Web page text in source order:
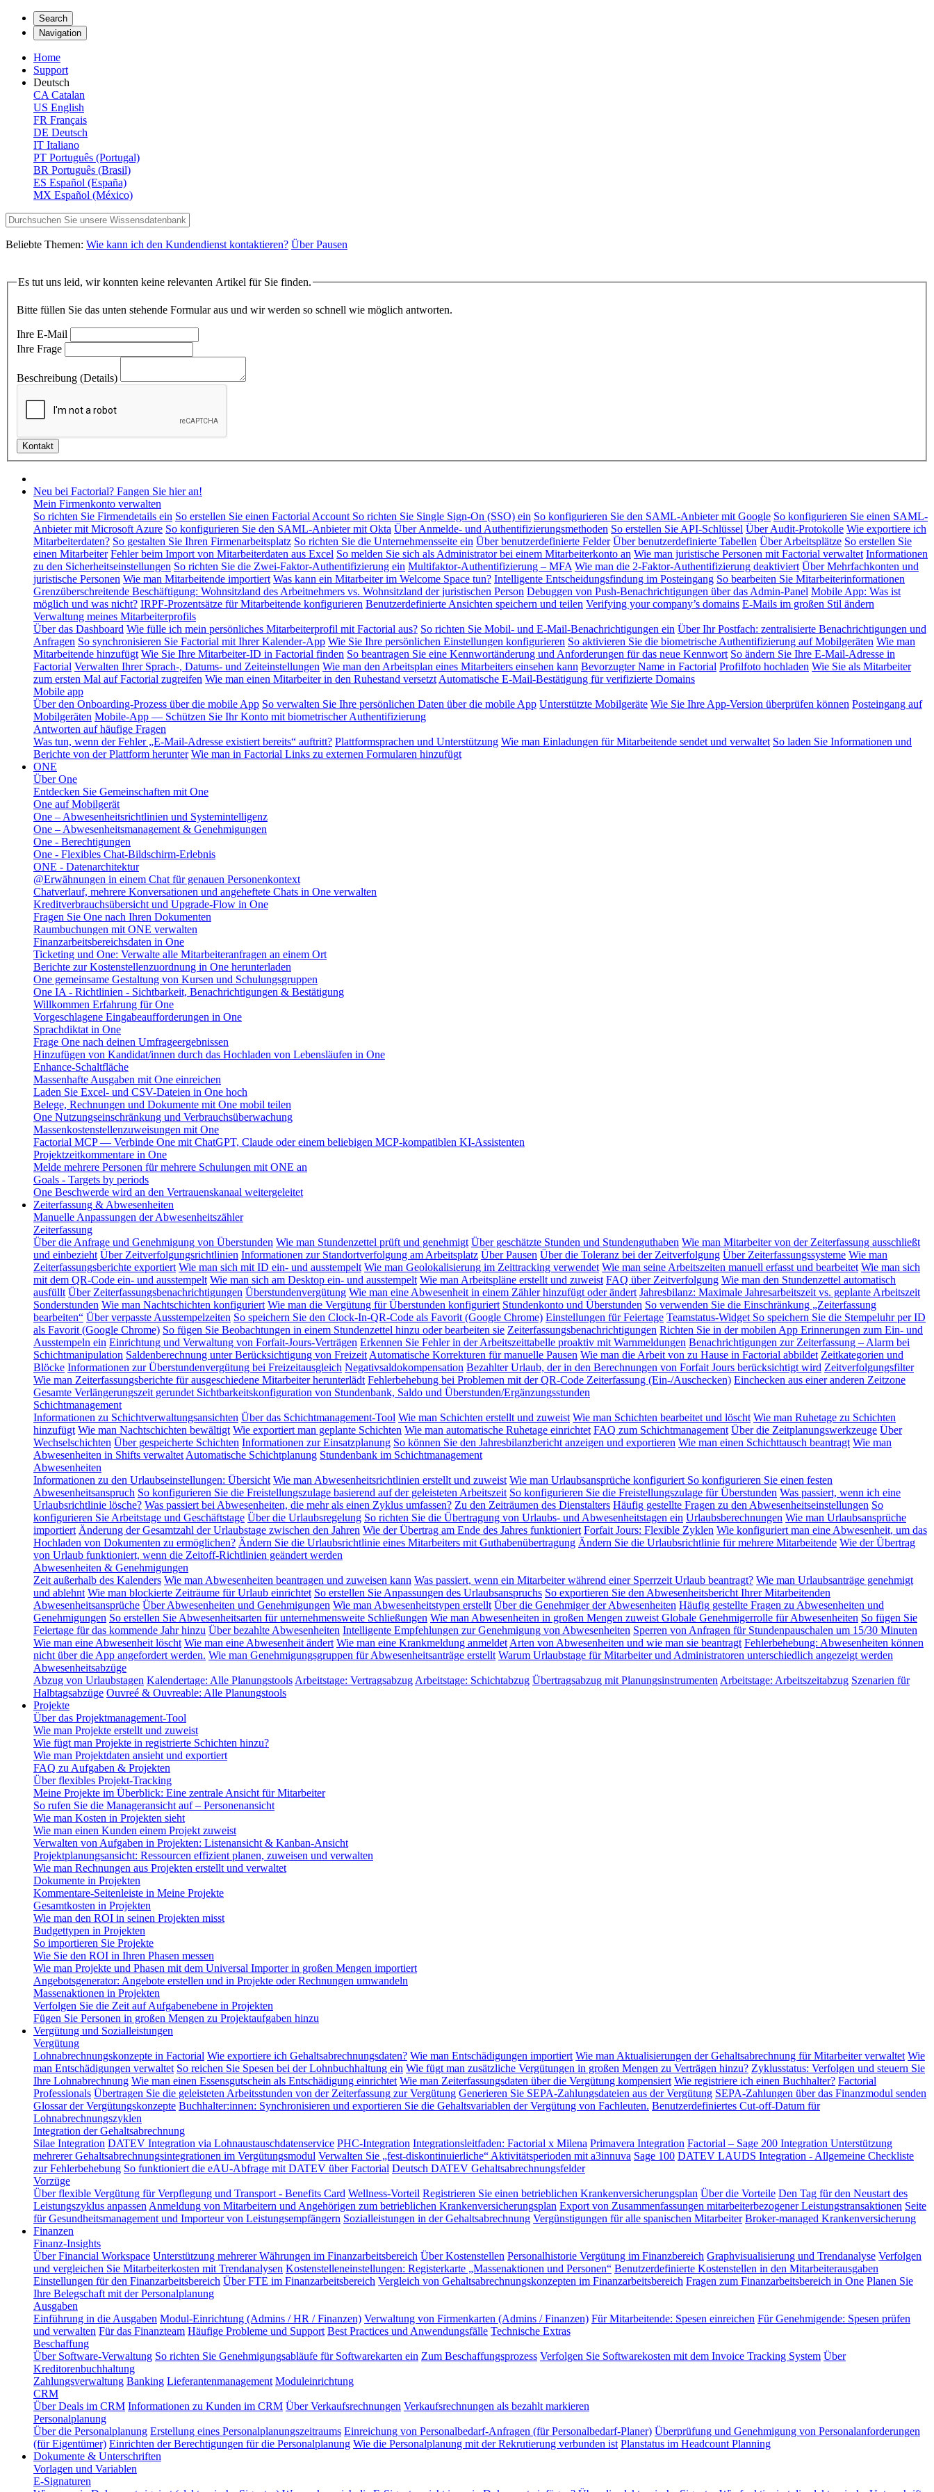
Search
Navigation
Home
Support
Deutsch
CA Catalan
US English
FR Français
DE Deutsch
IT Italiano
PT Português (Portugal)
BR Português (Brasil)
ES Español (España)
MX Español (México)
Beliebte Themen: Wie kann ich den Kundendienst kontaktieren? Über Pausen
Es tut uns leid, wir konnten keine relevanten Artikel für Sie finden.
Bitte füllen Sie das unten stehende Formular aus und wir werden so schnell wie möglich antworten.
Ihre E-Mail
Ihre Frage
Beschreibung (Details)
Neu bei Factorial? Fangen Sie hier an!
Mein Firmenkonto verwalten
So richten Sie Firmendetails ein So erstellen Sie einen Factorial Account So richten Sie Single Sign-On (SSO) ein So konfigurieren Sie den SAML-Anbieter mit Google So konfigurieren Sie einen SAML-
Anbieter mit Microsoft Azure So konfigurieren Sie den SAML-Anbieter mit Okta Über Anmelde- und Authentifizierungsmethoden So erstellen Sie API-Schlüssel Über Audit-Protokolle Wie exportiere ich
Mitarbeiterdaten? So gestalten Sie Ihren Firmenarbeitsplatz So richten Sie die Unternehmensseite ein Über benutzerdefinierte Felder Über benutzerdefinierte Tabellen Über Arbeitsplätze So erstellen Sie
einen Mitarbeiter Fehler beim Import von Mitarbeiterdaten aus Excel So melden Sie sich als Administrator bei einem Mitarbeiterkonto an Wie man juristische Personen mit Factorial verwaltet Informationen
zu den Sicherheitseinstellungen So richten Sie die Zwei-Faktor-Authentifizierung ein Multifaktor-Authentifizierung – MFA Wie man die 2-Faktor-Authentifizierung deaktiviert Über Mehrfachkonten und
juristische Personen Wie man Mitarbeitende importiert Was kann ein Mitarbeiter im Welcome Space tun? Intelligente Entscheidungsfindung im Posteingang So bearbeiten Sie Mitarbeiterinformationen
Grenzüberschreitende Beschäftigung: Wohnsitzland des Arbeitnehmers vs. Wohnsitzland der juristischen Person Debuggen von Push-Benachrichtigungen über das Admin-Panel Mobile App: Was ist
möglich und was nicht? IRPF-Prozentsätze für Mitarbeitende konfigurieren Benutzerdefinierte Ansichten speichern und teilen Verifying your company’s domains E-Mails im großen Stil ändern
Verwaltung meines Mitarbeiterprofils
Über das Dashboard Wie fülle ich mein persönliches Mitarbeiterprofil mit Factorial aus? So richten Sie Mobil- und E-Mail-Benachrichtigungen ein Über Ihr Postfach: zentralisierte Benachrichtigungen und
Anfragen So synchronisieren Sie Factorial mit Ihrer Kalender-App Wie Sie Ihre persönlichen Einstellungen konfigurieren So aktivieren Sie die biometrische Authentifizierung auf Mobilgeräten Wie man
Mitarbeitende hinzufügt Wie Sie Ihre Mitarbeiter-ID in Factorial finden So beantragen Sie eine Kennwortänderung und Anforderungen für das neue Kennwort So ändern Sie Ihre E-Mail-Adresse in
Factorial Verwalten Ihrer Sprach-, Datums- und Zeiteinstellungen Wie man den Arbeitsplan eines Mitarbeiters einsehen kann Bevorzugter Name in Factorial Profilfoto hochladen Wie Sie als Mitarbeiter
zum ersten Mal auf Factorial zugreifen Wie man einen Mitarbeiter in den Ruhestand versetzt Automatische E-Mail-Bestätigung für verifizierte Domains
Mobile app
Über den Onboarding-Prozess über die mobile App So verwalten Sie Ihre persönlichen Daten über die mobile App Unterstützte Mobilgeräte Wie Sie Ihre App-Version überprüfen können Posteingang auf
Mobilgeräten Mobile-App — Schützen Sie Ihr Konto mit biometrischer Authentifizierung
Antworten auf häufige Fragen
Was tun, wenn der Fehler „E-Mail-Adresse existiert bereits“ auftritt? Plattformsprachen und Unterstützung Wie man Einladungen für Mitarbeitende sendet und verwaltet So laden Sie Informationen und
Berichte von der Plattform herunter Wie man in Factorial Links zu externen Formularen hinzufügt
ONE
Über One
Entdecken Sie Gemeinschaften mit One
One auf Mobilgerät
One – Abwesenheitsrichtlinien und Systemintelligenz
One – Abwesenheitsmanagement & Genehmigungen
One - Berechtigungen
One - Flexibles Chat-Bildschirm-Erlebnis
ONE - Datenarchitektur
@Erwähnungen in einem Chat für genauen Personenkontext
Chatverlauf, mehrere Konversationen und angeheftete Chats in One verwalten
Kreditverbrauchsübersicht und Upgrade-Flow in One
Fragen Sie One nach Ihren Dokumenten
Raumbuchungen mit ONE verwalten
Finanzarbeitsbereichsdaten in One
Ticketing und One: Verwalte alle Mitarbeiteranfragen an einem Ort
Berichte zur Kostenstellenzuordnung in One herunterladen
One gemeinsame Gestaltung von Kursen und Schulungsgruppen
One IA - Richtlinien - Sichtbarkeit, Benachrichtigungen & Bestätigung
Willkommen Erfahrung für One
Vorgeschlagene Eingabeaufforderungen in One
Sprachdiktat in One
Frage One nach deinen Umfrageergebnissen
Hinzufügen von Kandidat/innen durch das Hochladen von Lebensläufen in One
Enhance-Schaltfläche
Massenhafte Ausgaben mit One einreichen
Laden Sie Excel- und CSV-Dateien in One hoch
Belege, Rechnungen und Dokumente mit One mobil teilen
One Nutzungseinschränkung und Verbrauchsüberwachung
Massenkostenstellenzuweisungen mit One
Factorial MCP — Verbinde One mit ChatGPT, Claude oder einem beliebigen MCP-kompatiblen KI-Assistenten
Projektzeitkommentare in One
Melde mehrere Personen für mehrere Schulungen mit ONE an
Goals - Targets by periods
One Beschwerde wird an den Vertrauenskanaal weitergeleitet
Zeiterfassung & Abwesenheiten
Manuelle Anpassungen der Abwesenheitszähler
Zeiterfassung
Über die Anfrage und Genehmigung von Überstunden Wie man Stundenzettel prüft und genehmigt Über geschätzte Stunden und Stundenguthaben Wie man Mitarbeiter von der Zeiterfassung ausschließt
und einbezieht Über Zeitverfolgungsrichtlinien Informationen zur Standortverfolgung am Arbeitsplatz Über Pausen Über die Toleranz bei der Zeitverfolgung Über Zeiterfassungssysteme Wie man
Zeiterfassungsberichte exportiert Wie man sich mit ID ein- und ausstempelt Wie man Geolokalisierung im Zeittracking verwendet Wie man seine Arbeitszeiten manuell erfasst und bearbeitet Wie man sich
mit dem QR-Code ein- und ausstempelt Wie man sich am Desktop ein- und ausstempelt Wie man Arbeitspläne erstellt und zuweist FAQ über Zeitverfolgung Wie man den Stundenzettel automatisch
ausfüllt Über Zeiterfassungsbenachrichtigungen Überstundenvergütung Wie man eine Abwesenheit in einem Zähler hinzufügt oder ändert Jahresbilanz: Maximale Jahresarbeitszeit vs. geplante Arbeitszeit
Sonderstunden Wie man Nachtschichten konfiguriert Wie man die Vergütung für Überstunden konfiguriert Stundenkonto und Überstunden So verwenden Sie die Einschränkung „Zeiterfassung
bearbeiten“ Über verpasste Ausstempelzeiten So speichern Sie den Clock-In-QR-Code als Favorit (Google Chrome) Einstellungen für Feiertage Teamstatus-Widget So speichern Sie die Stempeluhr per ID
als Favorit (Google Chrome) So fügen Sie Beobachtungen in einem Stundenzettel hinzu oder bearbeiten sie Zeiterfassungsbenachrichtigungen Richten Sie in der mobilen App Erinnerungen zum Ein- und
Ausstempeln ein Einrichtung und Verwaltung von Forfait-Jours-Verträgen Erkennen Sie Fehler in der Arbeitszeittabelle proaktiv mit Warnmeldungen Benachrichtigungen zur Zeiterfassung – Alarm bei
Schichtmanipulation Saldenberechnung unter Berücksichtigung von Freizeit Automatische Korrekturen für manuelle Pausen Wie man die Arbeit von zu Hause in Factorial abbildet Zeitkategorien und
Blöcke Informationen zur Überstundenvergütung bei Freizeitausgleich Negativsaldokompensation Bezahlter Urlaub, der in den Berechnungen von Forfait Jours berücksichtigt wird Zeitverfolgungsfilter
Wie man Zeiterfassungsberichte für ausgeschiedene Mitarbeiter herunterlädt Fehlerbehebung bei Problemen mit der QR-Code Zeiterfassung (Ein-/Auschecken) Einchecken aus einer anderen Zeitzone
Gesamte Verlängerungszeit gerundet Sichtbarkeitskonfiguration von Stundenbank, Saldo und Überstunden/Ergänzungsstunden
Schichtmanagement
Informationen zu Schichtverwaltungsansichten Über das Schichtmanagement-Tool Wie man Schichten erstellt und zuweist Wie man Schichten bearbeitet und löscht Wie man Ruhetage zu Schichten
hinzufügt Wie man Nachtschichten bewältigt Wie exportiert man geplante Schichten Wie man automatische Ruhetage einrichtet FAQ zum Schichtmanagement Über die Zeitplanungswerkzeuge Über
Wechselschichten Über gespeicherte Schichten Informationen zur Einsatzplanung So können Sie den Jahresbilanzbericht anzeigen und exportieren Wie man einen Schichttausch beantragt Wie man
Abwesenheiten in Shifts verwaltet Automatische Schichtplanung Stundenbank im Schichtmanagement
Abwesenheiten
Informationen zu den Urlaubseinstellungen: Übersicht Wie man Abwesenheitsrichtlinien erstellt und zuweist Wie man Urlaubsansprüche konfiguriert So konfigurieren Sie einen festen
Abwesenheitsanspruch So konfigurieren Sie die Freistellungszulage basierend auf der geleisteten Arbeitszeit So konfigurieren Sie die Freistellungszulage für Überstunden Was passiert, wenn ich eine
Urlaubsrichtlinie lösche? Was passiert bei Abwesenheiten, die mehr als einen Zyklus umfassen? Zu den Zeiträumen des Dienstalters Häufig gestellte Fragen zu den Abwesenheitseinstellungen So
konfigurieren Sie Arbeitstage und Geschäftstage Über die Urlaubsregelung So richten Sie die Übertragung von Urlaubs- und Abwesenheitstagen ein Urlaubsberechnungen Wie man Urlaubsansprüche
importiert Änderung der Gesamtzahl der Urlaubstage zwischen den Jahren Wie der Übertrag am Ende des Jahres funktioniert Forfait Jours: Flexible Zyklen Wie konfiguriert man eine Abwesenheit, um das
Hochladen von Dokumenten zu ermöglichen? Ändern Sie die Urlaubsrichtlinie eines Mitarbeiters mit Guthabenübertragung Ändern Sie die Urlaubsrichtlinie für mehrere Mitarbeitende Wie der Übertrag
von Urlaub funktioniert, wenn die Zeitoff-Richtlinien geändert werden
Abwesenheiten & Genehmigungen
Zeit außerhalb des Kalenders Wie man Abwesenheiten beantragen und zuweisen kann Was passiert, wenn ein Mitarbeiter während einer Sperrzeit Urlaub beantragt? Wie man Urlaubsanträge genehmigt
und ablehnt Wie man blockierte Zeiträume für Urlaub einrichtet So erstellen Sie Anpassungen des Urlaubsanspruchs So exportieren Sie den Abwesenheitsbericht Ihrer Mitarbeitenden
Abwesenheitsansprüche Über Abwesenheiten und Genehmigungen Wie man Abwesenheitstypen erstellt Über die Genehmiger der Abwesenheiten Häufig gestellte Fragen zu Abwesenheiten und
Genehmigungen So erstellen Sie Abwesenheitsarten für unternehmensweite Schließungen Wie man Abwesenheiten in großen Mengen zuweist Globale Genehmigerrolle für Abwesenheiten So fügen Sie
Feiertage für das kommende Jahr hinzu Über bezahlte Abwesenheiten Intelligente Empfehlungen zur Genehmigung von Abwesenheiten Sperren von Anfragen für Stundenpauschalen um 15/30 Minuten
Wie man eine Abwesenheit löscht Wie man eine Abwesenheit ändert Wie man eine Krankmeldung anmeldet Arten von Abwesenheiten und wie man sie beantragt Fehlerbehebung: Abwesenheiten können
nicht über die App angefordert werden. Wie man Genehmigungsgruppen für Abwesenheitsanträge erstellt Warum Urlaubstage für Mitarbeiter und Administratoren unterschiedlich angezeigt werden
Abwesenheitsabzüge
Abzug von Urlaubstagen Kalendertage: Alle Planungstools Arbeitstage: Vertragsabzug Arbeitstage: Schichtabzug Übertragsabzug mit Planungsinstrumenten Arbeitstage: Arbeitszeitabzug Szenarien für
Halbtagsabzüge Ouvreé & Ouvreable: Alle Planungstools
Projekte
Über das Projektmanagement-Tool
Wie man Projekte erstellt und zuweist
Wie fügt man Projekte in registrierte Schichten hinzu?
Wie man Projektdaten ansieht und exportiert
FAQ zu Aufgaben & Projekten
Über flexibles Projekt-Tracking
Meine Projekte im Überblick: Eine zentrale Ansicht für Mitarbeiter
So rufen Sie die Manageransicht auf – Personenansicht
Wie man Kosten in Projekten sieht
Wie man einen Kunden einem Projekt zuweist
Verwalten von Aufgaben in Projekten: Listenansicht & Kanban-Ansicht
Projektplanungsansicht: Ressourcen effizient planen, zuweisen und verwalten
Wie man Rechnungen aus Projekten erstellt und verwaltet
Dokumente in Projekten
Kommentare-Seitenleiste in Meine Projekte
Gesamtkosten in Projekten
Wie man den ROI in seinen Projekten misst
Budgettypen in Projekten
So importieren Sie Projekte
Wie Sie den ROI in Ihren Phasen messen
Wie man Projekte und Phasen mit dem Universal Importer in großen Mengen importiert
Angebotsgenerator: Angebote erstellen und in Projekte oder Rechnungen umwandeln
Massenaktionen in Projekten
Verfolgen Sie die Zeit auf Aufgabenebene in Projekten
Fügen Sie Personen in großen Mengen zu Projektaufgaben hinzu
Vergütung und Sozialleistungen
Vergütung
Lohnabrechnungskonzepte in Factorial Wie exportiere ich Gehaltsabrechnungsdaten? Wie man Entschädigungen importiert Wie man Aktualisierungen der Gehaltsabrechnung für Mitarbeiter verwaltet Wie
man Entschädigungen verwaltet So reichen Sie Spesen bei der Lohnbuchhaltung ein Wie fügt man zusätzliche Vergütungen in großen Mengen zu Verträgen hinzu? Zyklusstatus: Verfolgen und steuern Sie
Ihre Lohnabrechnung Wie man einen Essensgutschein als Entschädigung einrichtet Wie man Zeiterfassungsdaten über die Vergütung kompensiert Wie registriere ich einen Buchhalter? Factorial
Professionals Übertragen Sie die geleisteten Arbeitsstunden von der Zeiterfassung zur Vergütung Generieren Sie SEPA-Zahlungsdateien aus der Vergütung SEPA-Zahlungen über das Finanzmodul senden
Glossar der Vergütungskonzepte Buchhalter:innen: Synchronisieren und exportieren Sie die Gehaltsvariablen der Vergütung von Fachleuten. Benutzerdefiniertes Cut-off-Datum für
Lohnabrechnungszyklen
Integration der Gehaltsabrechnung
Silae Integration DATEV Integration via Lohnaustauschdatenservice PHC-Integration Integrationsleitfaden: Factorial x Milena Primavera Integration Factorial – Sage 200 Integration Unterstützung
mehrerer Gehaltsabrechnungsintegrationen im Vergütungsmodul Verwalten Sie „fest-diskontinuierliche“ Aktivitätsperioden mit a3innuva Sage 100 DATEV LAUDS Integration - Allgemeine Checkliste
zur Fehlerbehebung So funktioniert die eAU-Abfrage mit DATEV über Factorial Deutsch DATEV Gehaltsabrechnungsfelder
Vorzüge
Über flexible Vergütung für Verpflegung und Transport - Benefits Card Wellness-Vorteil Registrieren Sie einen betrieblichen Krankenversicherungsplan Über die Vorteile Den Tag für den Neustart des
Leistungszyklus anpassen Anmeldung von Mitarbeitern und Angehörigen zum betrieblichen Krankenversicherungsplan Export von Zusammenfassungen mitarbeiterbezogener Leistungstransaktionen Seite
für Gesundheitsmanagement und Importeur von Leistungsempfängern Sozialleistungen in der Gehaltsabrechnung Vergünstigungen für alle spanischen Mitarbeiter Broker-managed Krankenversicherung
Finanzen
Finanz-Insights
Über Financial Workspace Unterstützung mehrerer Währungen im Finanzarbeitsbereich Über Kostenstellen Personalhistorie Vergütung im Finanzbereich Graphvisualisierung und Trendanalyse Verfolgen
und vergleichen Sie Mitarbeiterkosten mit Trendanalysen Kostenstelleneinstellungen: Registerkarte „Massenaktionen und Personen“ Benutzerdefinierte Kostenstellen in den Mitarbeiterausgaben
Einstellungen für den Finanzarbeitsbereich Über FTE im Finanzarbeitsbereich Vergleich von Gehaltsabrechnungskonzepten im Finanzarbeitsbereich Fragen zum Finanzarbeitsbereich in One Planen Sie
Ihre Belegschaft mit der Personalplanung
Ausgaben
Einführung in die Ausgaben Modul-Einrichtung (Admins / HR / Finanzen) Verwaltung von Firmenkarten (Admins / Finanzen) Für Mitarbeitende: Spesen einreichen Für Genehmigende: Spesen prüfen
und verwalten Für das Finanzteam Häufige Probleme und Support Best Practices und Anwendungsfälle Technische Extras
Beschaffung
Über Software-Verwaltung So richten Sie Genehmigungsabläufe für Softwarekarten ein Zum Beschaffungsprozess Verfolgen Sie Softwarekosten mit dem Invoice Tracking System Über
Kreditorenbuchhaltung
Zahlungsverwaltung Banking Lieferantenmanagement Moduleinrichtung
CRM
Über Deals im CRM Informationen zu Kunden im CRM Über Verkaufsrechnungen Verkaufsrechnungen als bezahlt markieren
Personalplanung
Über die Personalplanung Erstellung eines Personalplanungszeitraums Einreichung von Personalbedarf-Anfragen (für Personalbedarf-Planer) Überprüfung und Genehmigung von Personalanforderungen
(für Eigentümer) Einrichten der Berechtigungen für die Personalplanung Wie die Personalplanung mit der Rekrutierung verbunden ist Planstatus im Headcount Planning
Dokumente & Unterschriften
Vorlagen und Variablen
E-Signaturen